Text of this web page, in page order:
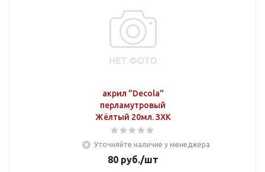
акрил "Decola"
перламутровый
Жёлтый 20мл. ЗХК
Уточняйте наличие у менеджера
80руб./шт